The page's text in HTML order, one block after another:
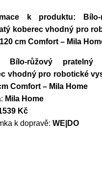
k produktu: Bílo-
koberec vhodný pro
cm Comfort – Mila
Bílo-růžový pratelný
vhodný pro robotické
Comfort – Mila Home
Mila Home
Kč
k dopravě: WE|DO